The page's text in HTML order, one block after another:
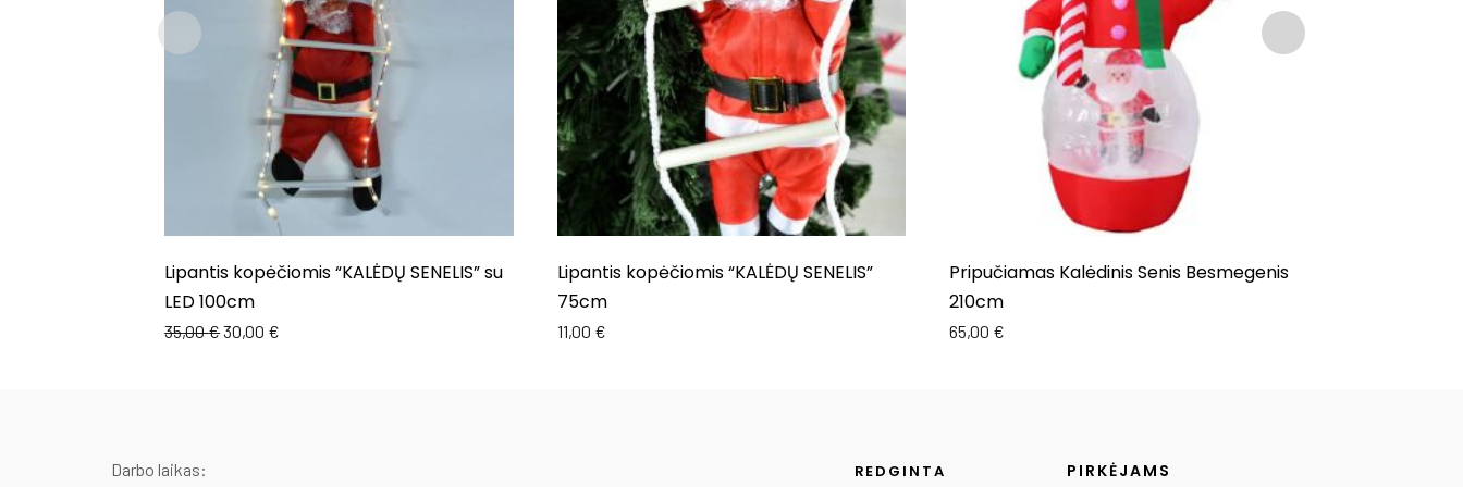
Lipantis kopėčiomis “KALĖDŲ SENELIS” su
LED 100cm
35,00€30,00 €
Lipantis kopėčiomis “KALĖDŲ SENELIS”
75cm
11,00 €
Pripučiamas Kalėdinis Senis Besmegenis
210cm
65,00 €
Darbo laikas: REDGINTA PIRKĖJAMS